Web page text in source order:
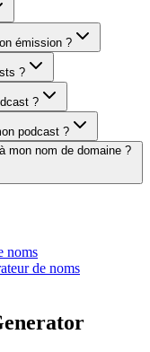
émission ?
?
?
podcast ?
mon nom de domaine ?
noms
de noms